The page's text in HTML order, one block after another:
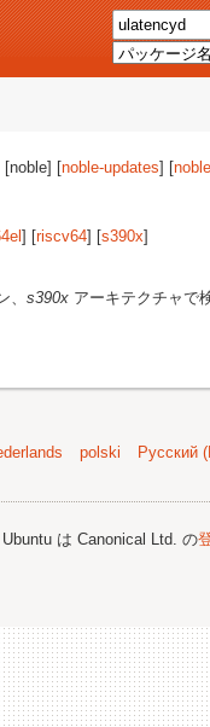
[noble] [noble-updates] [
] [riscv64] [s390x]
s390x アーキテクチャで
polski Русский
は Canonical Ltd. の